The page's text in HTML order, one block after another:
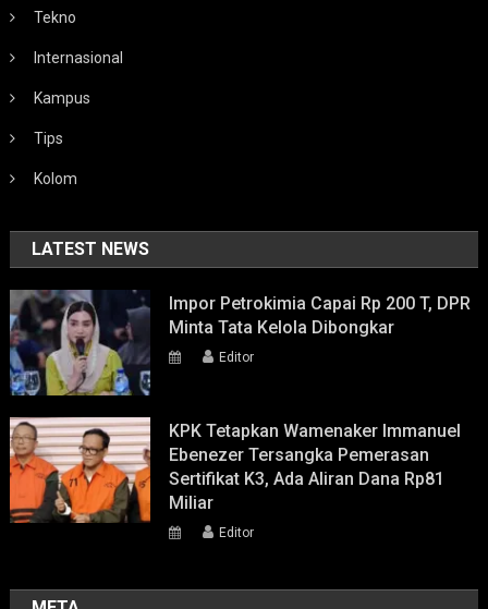
Tekno
Internasional
Kampus
Tips
Kolom
LATEST NEWS
Impor Petrokimia Capai Rp 200 T, DPR
Minta Tata Kelola Dibongkar
Editor
KPK Tetapkan Wamenaker Immanuel
Ebenezer Tersangka Pemerasan
Sertifikat K3, Ada Aliran Dana Rp81
Miliar
Editor